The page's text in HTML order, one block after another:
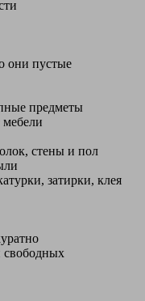
они пустые
предметы
стены и пол
затирки, клея
свободных